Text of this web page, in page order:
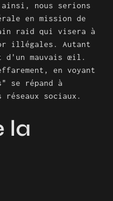
ainsi, nous serions
en mission de
raid qui visera à
illégales. Autant
d'un mauvais œil.
en voyant
se répand à
sociaux.
la